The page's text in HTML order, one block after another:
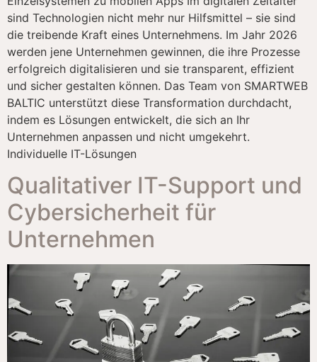
sind Technologien nicht mehr nur Hilfsmittel – sie sind
die treibende Kraft eines Unternehmens. Im Jahr 2026
werden jene Unternehmen gewinnen, die ihre Prozesse
erfolgreich digitalisieren und sie transparent, effizient
und sicher gestalten können. Das Team von SMARTWEB
BALTIC unterstützt diese Transformation durchdacht,
indem es Lösungen entwickelt, die sich an Ihr
Unternehmen anpassen und nicht umgekehrt.
Individuelle IT-Lösungen
Qualitativer IT-Support und
Cybersicherheit für
Unternehmen